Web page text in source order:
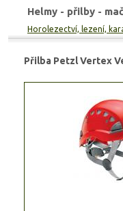
Helmy - přilby -
Horolezectví, lezení,
Přilba Petzl Vertex